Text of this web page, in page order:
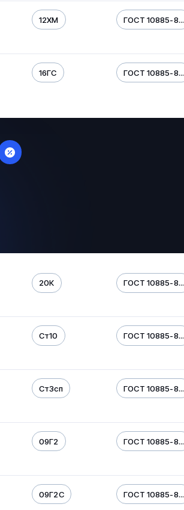
12ХМ ГОСТ 10885-8...
16ГС ГОСТ 10885-8...
20К ГОСТ 10885-8...
Ст10 ГОСТ 10885-8...
Ст3сп ГОСТ 10885-8...
09Г2 ГОСТ 10885-8...
09Г2С ГОСТ 10885-8...